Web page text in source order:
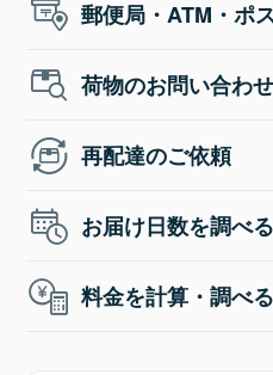
郵便局・ATM・ポ
荷物のお問い合わせ
再配達のご依頼
お届け日数を調べる
料金を計算・調べる